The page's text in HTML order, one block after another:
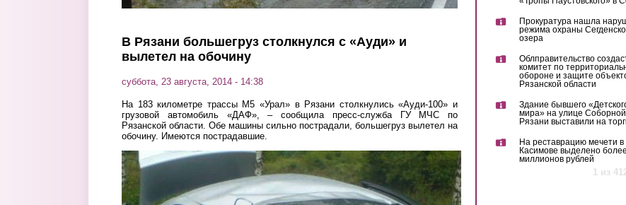
В Рязани большегруз столкнулся с «Ауди» и
вылетел на обочину
суббота, 23 августа, 2014 - 14:38
На 183 километре трассы М5 «Урал» в Рязани столкнулись «Ауди-100» и
грузовой автомобиль «ДАФ», – сообщила пресс-служба ГУ МЧС по
Рязанской области. Обе машины сильно пострадали, большегруз вылетел на
обочину. Имеются пострадавшие.
dtp2.jpg
Прокуратура нашла
режима охраны
озера
Облправительство
комитет по
обороне и защите
Рязанской области
Здание бывшего
мира» на улице
Рязани выставили на
На реставрацию мечети в
Касимове выделено
миллионов рублей
1 из